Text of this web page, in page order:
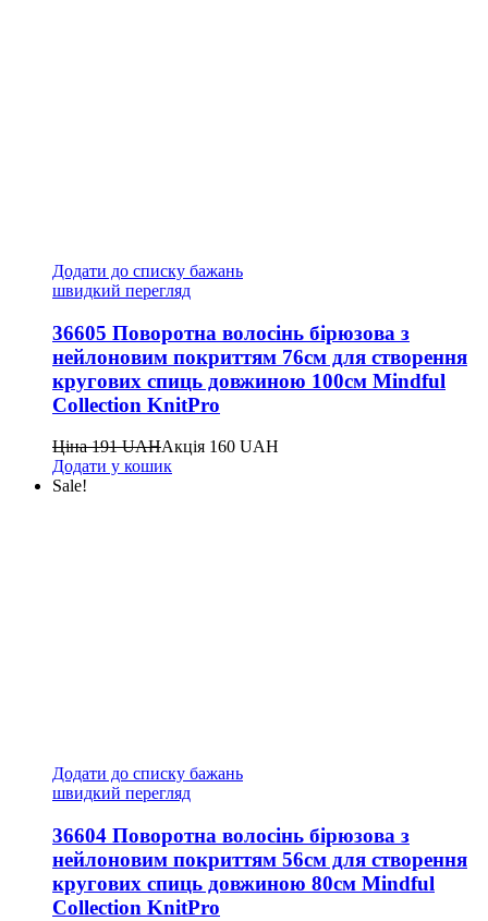
Додати до списку бажань
швидкий перегляд
36605 Поворотна волосінь бірюзова з
нейлоновим покриттям 76см для створення
кругових спиць довжиною 100см Mindful
Collection KnitPro
Ціна191UAHАкція 160 UAH
Додати у кошик
Sale!
Додати до списку бажань
швидкий перегляд
36604 Поворотна волосінь бірюзова з
нейлоновим покриттям 56см для створення
кругових спиць довжиною 80см Mindful
Collection KnitPro